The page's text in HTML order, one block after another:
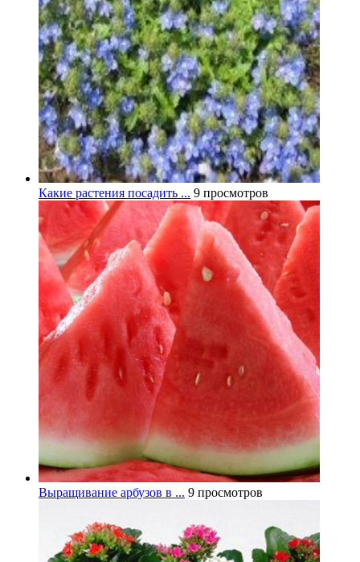
Какие растения посадить ... 9 просмотров
Выращивание арбузов в ... 9 просмотров